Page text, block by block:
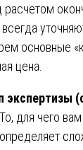
основные
цена.
экспертизы
То, для чего